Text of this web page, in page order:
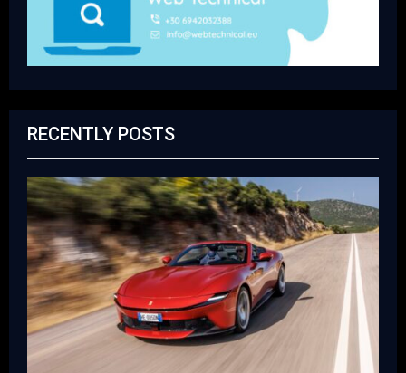
RECENTLY POSTS